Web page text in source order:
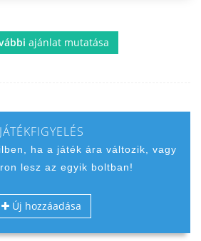
ajánlat mutatása
JÁTÉKFIGYELÉS
ha a játék ára változik, vagy
lesz az egyik boltban!
Új hozzáadása